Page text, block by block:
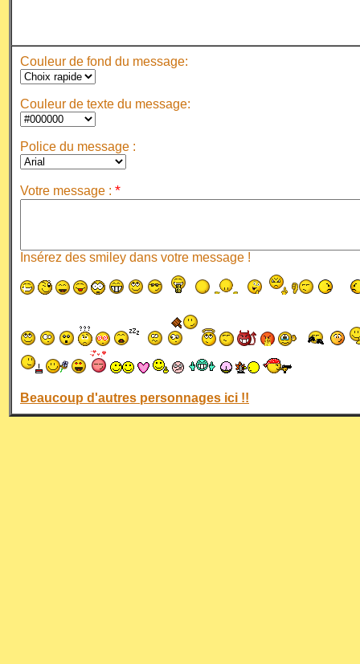
Couleur de fond du message:
Couleur de texte du message:
Police du message :
Votre message : *
Insérez des smiley dans votre message !
Beaucoup d'autres personnages ici !!